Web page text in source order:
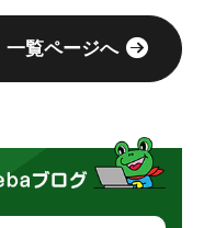
一覧ページへ